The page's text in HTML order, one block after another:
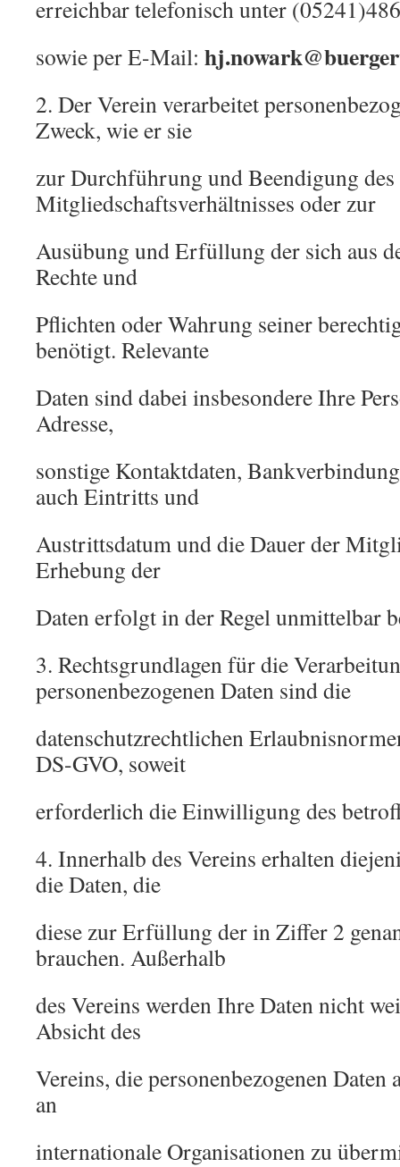
erreichbar telefonisch unter
sowie per E-Mail: h
2. Der Verein verarbeitet
Zweck, wie er sie
zur Durchführung und Beendigung des
Mitgliedschaftsverhältnisses oder zur
Ausübung und Erfüllung der sich aus
Rechte und
Pflichten oder Wahrung seiner
benötigt. Relevante
Daten sind dabei insbesondere Ihre
Adresse,
sonstige Kontaktdaten,
auch Eintritts und
Austrittsdatum und die Dauer der
Erhebung der
Daten erfolgt in der Regel unmittelbar
3. Rechtsgrundlagen für die
personenbezogenen Daten sind die
datenschutzrechtlichen
DS-GVO, soweit
erforderlich die Einwilligung des
4. Innerhalb des Vereins erhalten
die Daten, die
diese zur Erfüllung der in Ziffer 2
brauchen. Außerhalb
des Vereins werden Ihre Daten nicht
Absicht des
Vereins, die personenbezogenen
an
internationale Organisationen zu